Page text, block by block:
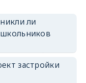
ли
застройки